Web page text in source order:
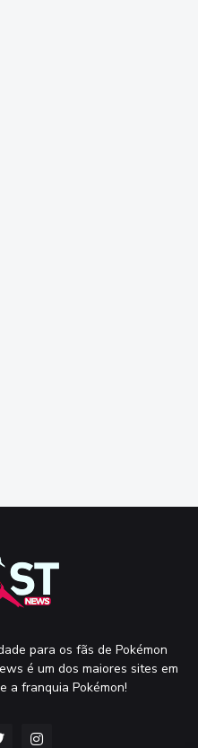
para os fãs de Pokémon
é um dos maiores sites em
a franquia Pokémon!